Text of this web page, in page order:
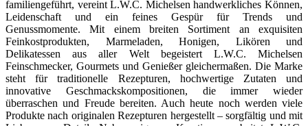
familiengeführt, vereint L.W.C. Michelsen handwerkliches Können,
Leidenschaft und ein feines Gespür für Trends und
Genussmomente. Mit einem breiten Sortiment an exquisiten
Feinkostprodukten, Marmeladen, Honigen, Likören und
Delikatessen aus aller Welt begeistert L.W.C. Michelsen
Feinschmecker, Gourmets und Genießer gleichermaßen. Die Marke
steht für traditionelle Rezepturen, hochwertige Zutaten und
innovative Geschmackskompositionen, die immer wieder
überraschen und Freude bereiten. Auch heute noch werden viele
Produkte nach originalen Rezepturen hergestellt – sorgfältig und mit